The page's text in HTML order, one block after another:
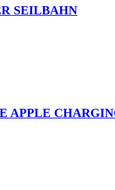
SEILBAHN
APPLE